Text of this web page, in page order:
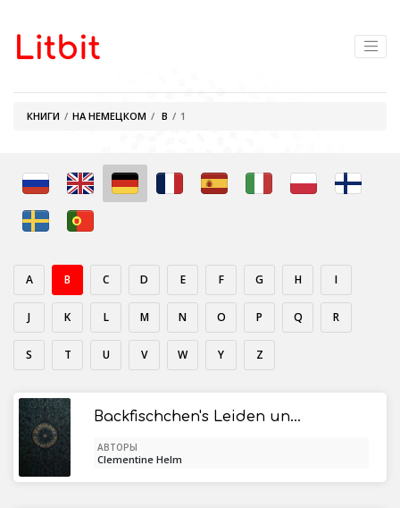
КНИГИ НА НЕМЕЦКОМ B 1
Backfischchen's Leiden und Freuden: Eine Erzählung für junge Mädchen
АВТОРЫ
Clementine Helm
A B C D E F G H I
J K L M N O P Q R
S T U V W Y Z